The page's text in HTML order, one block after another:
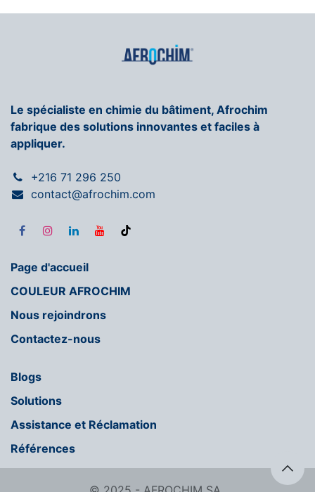
Le spécialiste en chimie du bâtiment, Afrochim
fabrique des solutions innovantes et faciles à
appliquer.
+216 71 296 250
contact@afrochim.com
Page d'accueil
COULEUR AFROCHIM
Nous rejoindrons
Contactez-nous
Blogs
Solutions
Assistance et Réclamation
Références